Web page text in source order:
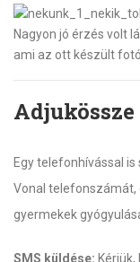
Nagyon jó érzés volt
ami az ott készült
Egy telefonhívással
Vonal telefonszámát,
gyermekek
SMS küldése: Kérjük,